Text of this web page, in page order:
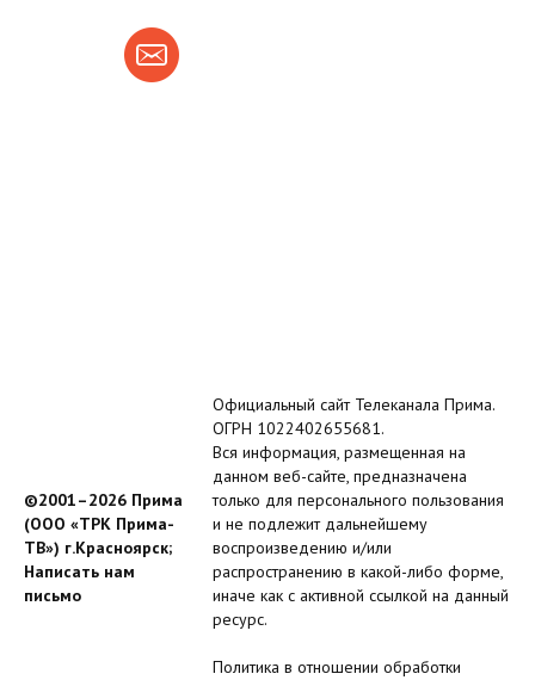
©2001–2026 Прима
(ООО «ТРК Прима-
ТВ») г.Красноярск;
Написать нам
письмо
Официальный сайт Телеканала Прима.
ОГРН 1022402655681.
Вся информация, размещенная на
данном веб-сайте, предназначена
только для персонального пользования
и не подлежит дальнейшему
воспроизведению и/или
распространению в какой-либо форме,
иначе как с активной ссылкой на данный
ресурс.
Политика в отношении обработки